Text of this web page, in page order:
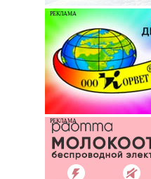
РЕКЛАМА
РЕКЛАМА